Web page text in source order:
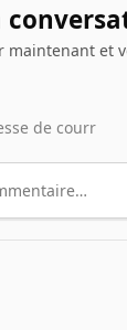
maintenant et